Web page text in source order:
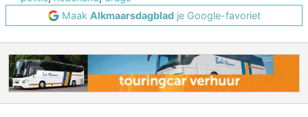
Maak Alkmaarsdagbladje Google-favoriet